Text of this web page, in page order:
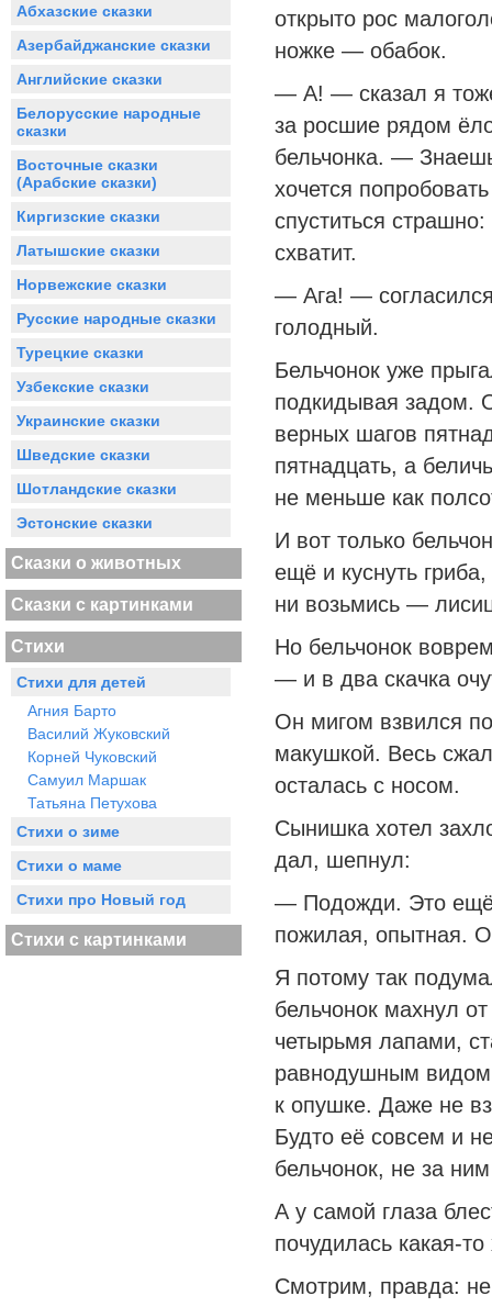
Абхазские сказки
Азербайджанские сказки
Английские сказки
Белорусские народные
сказки
Восточные сказки
(Арабские сказки)
Киргизские сказки
Латышские сказки
Норвежские сказки
Русские народные сказки
Турецкие сказки
Узбекские сказки
Украинские сказки
Шведские сказки
Шотландские сказки
Эстонские сказки
Сказки о животных
Сказки с картинками
Стихи
Стихи для детей
Агния Барто
Василий Жуковский
Корней Чуковский
Самуил Маршак
Татьяна Петухова
Стихи о зиме
Стихи о маме
Стихи про Новый год
Стихи с картинками
открыто рос
ножке — обабок.
— А! — сказал я
за росшие рядом
бельчонка. —
хочется
спуститься
схватит.
— Ага! —
голодный.
Бельчонок уже
подкидывая задом.
верных шагов
пятнадцать, а
не меньше как
И вот только
ещё и куснуть
ни возьмись —
Но бельчонок
— и в два скачка
Он мигом взвился
макушкой. Весь
осталась с носом.
Сынишка хотел
дал, шепнул:
— Подожди. Это ещё
пожилая, опытная.
Я потому так
бельчонок махнул
четырьмя лапами,
равнодушным
к опушке. Даже не
Будто её совсем и
бельчонок, не за
А у самой глаза
почудилась какая-
Смотрим, правда: